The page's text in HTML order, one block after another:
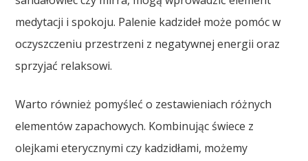
medytacji i spokoju. Palenie kadzideł może pomóc w
oczyszczeniu przestrzeni z negatywnej energii oraz
sprzyjać relaksowi.
Warto również pomyśleć o zestawieniach różnych
elementów zapachowych. Kombinując świece z
olejkami eterycznymi czy kadzidłami, możemy